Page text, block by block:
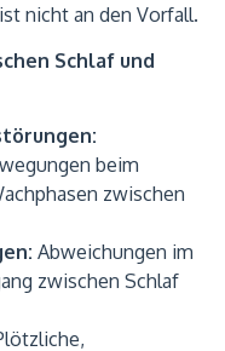
nicht an den Vorfall.
Schlaf und
beim
zwischen
Abweichungen im
zwischen Schlaf